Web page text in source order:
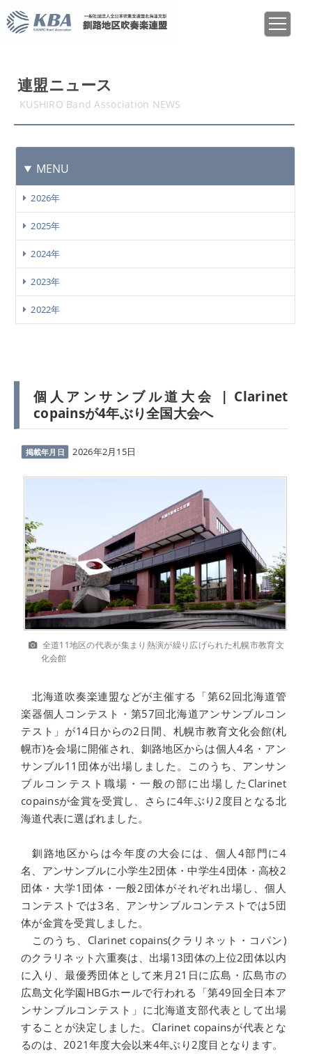
連盟ニュース
KUSHIRO Band Association NEWS
MENU
2026年
2025年
2024年
2023年
2022年
個人アンサンブル道大会 | Clarinet
copainsが4年ぶり全国大会へ
掲載年月日 2026年2月15日
全道11地区の代表が集まり熱演が繰り広げられた札幌市教育文
化会館
北海道吹奏楽連盟などが主催する「第62回北海道管
楽器個人コンテスト・第57回北海道アンサンブルコン
テスト」が14日からの2日間、札幌市教育文化会館(札
幌市)を会場に開催され、釧路地区からは個人4名・アン
サンブル11団体が出場しました。このうち、アンサン
ブルコンテスト職場・一般の部に出場したClarinet
copainsが金賞を受賞し、さらに4年ぶり2度目となる北
海道代表に選ばれました。
釧路地区からは今年度の大会には、個人4部門に4
名、アンサンブルに小学生2団体・中学生4団体・高校2
団体・大学1団体・一般2団体がそれぞれ出場し、個人
コンテストでは3名、アンサンブルコンテストでは5団
体が金賞を受賞しました。
このうち、Clarinet copains(クラリネット・コパン)
のクラリネット六重奏は、出場13団体の上位2団体以内
に入り、最優秀団体として来月21日に広島・広島市の
広島文化学園HBGホールで行われる「第49回全日本ア
ンサンブルコンテスト」に北海道支部代表として出場
することが決定しました。Clarinet copainsが代表とな
るのは、2021年度大会以来4年ぶり2度目となります。